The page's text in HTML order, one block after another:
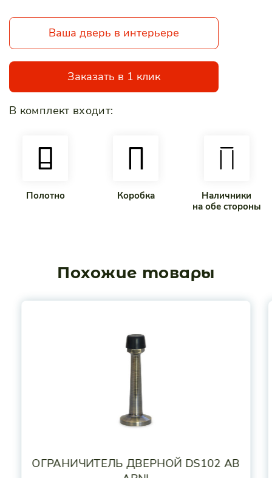
В комплект входит:
Полотно Коробка
Наличники
на обе стороны
экошпон на основе ПВХ
Серия
V6
Сторона открывания
Универсальная
царговая
Цвет Сгрупиированный
Ваша дверь в интерьере
Заказать в 1 клик
Похожие товары
ОГРАНИЧИТЕЛЬ ДВЕРНОЙ DS102 AB